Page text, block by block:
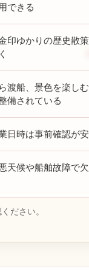
できる
印ゆかりの歴史散
渡船、景色を楽し
備されている
日時は事前確認が
天候や船舶故障で
ださい。